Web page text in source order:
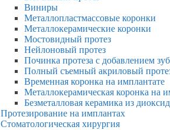
Виниры
Металлопластмассовые коронки
Металлокерамические коронки
Мостовидный протез
Нейлоновый протез
Починка протеза с добавлением
Полный съемный акриловый
Временная коронка на имплантате
Металлокерамическая коронка на
Безметалловая керамика из
Протезирование на имплантах
Стоматологическая хирургия